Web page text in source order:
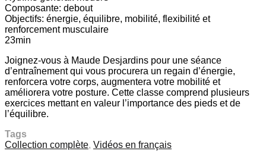
Composante: debout
Objectifs: énergie, équilibre, mobilité, flexibilité et
renforcement musculaire
23min
Joignez-vous à Maude Desjardins pour une séance
d’entraînement qui vous procurera un regain d’énergie,
renforcera votre corps, augmentera votre mobilité et
améliorera votre posture. Cette classe comprend plusieurs
exercices mettant en valeur l’importance des pieds et de
l’équilibre.
Tags
Collection complète, Vidéos en français